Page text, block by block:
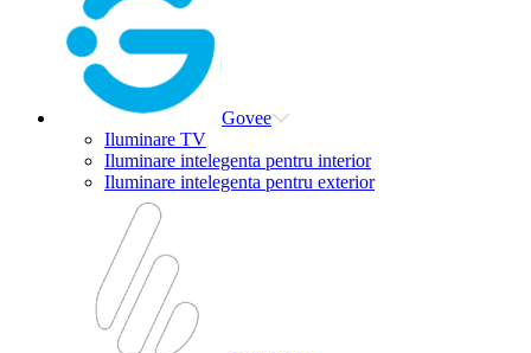
Govee
Iluminare TV
Iluminare intelegenta pentru interior
Iluminare intelegenta pentru exterior